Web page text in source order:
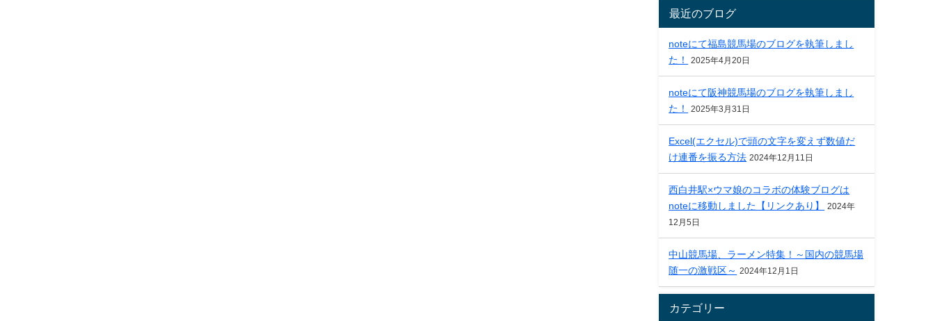
最近のブログ
noteにて福島競馬場のブログを執筆しまし
た！
2025年4月20日
noteにて阪神競馬場のブログを執筆しまし
た！
2025年3月31日
Excel(エクセル)で頭の文字を変えず数値だ
け連番を振る方法 2024年12月11日
西白井駅×ウマ娘のコラボの体験ブログは
noteに移動しました【リンクあり】
2024年
12月5日
中山競馬場、ラーメン特集！～国内の競馬場
随一の激戦区～ 2024年12月1日
カテゴリー